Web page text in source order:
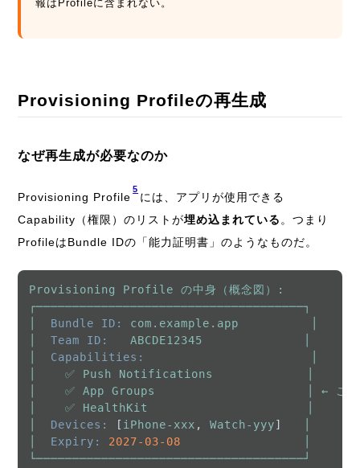
報はProfileに含まれない。
Provisioning Profileの再生成
なぜ再生成が必要なのか
Provisioning Profile
5
には、アプリが使用できる
Capability（権限）のリストが埋め込まれている 。つまり
ProfileはBundle IDの「能力証明書」のようなものだ。
Provisioning Profile
の中身（概念図）:
┌─────────────────────────────────────┐
Bundle ID: com.example.app
Team ID: ABCDE12345
Capabilities:
✅ Push Notifications
✅ App Groups ←
こ
✅ HealthKit
Devices: [ iPhone-xxx , Watch-yyy]
Expiry: 2027-03-08
└─────────────────────────────────────┘